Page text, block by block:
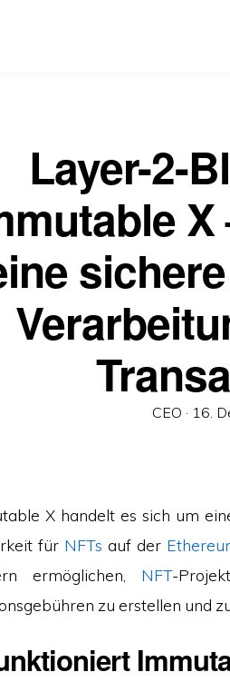
Layer-2-
CEO · 16.
X handelt es sich um
für NFTs auf der
ermöglichen, NFT-
zu erstellen und